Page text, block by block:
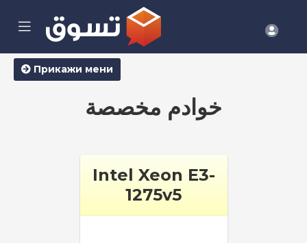
Mobile
Menu
Прикажи мени
خوادم مخصصة
Intel Xeon E3-
1275v5